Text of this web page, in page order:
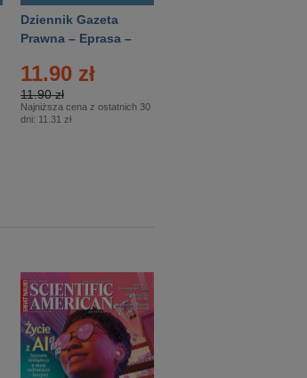
Dziennik Gazeta
Prawna – Eprasa –
11.90 zł
11.90 zł
Najniższa cena z ostatnich 30
dni: 11.31 zł